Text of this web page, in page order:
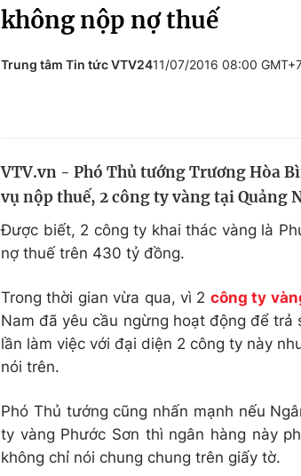
Chất lượng cuộc sống
không nộp nợ thuế
Trung tâm Tin tức VTV2411/07/2016 08:00
VTV.vn - Phó Thủ tướng Trương Hòa
vụ nộp thuế, 2 công ty vàng tại Quảng
Được biết, 2 công ty khai thác vàng là
nợ thuế trên 430 tỷ đồng.
Trong thời gian vừa qua, vì 2 công ty
Nam đã yêu cầu ngừng hoạt động để
lần làm việc với đại diện 2 công ty này
nói trên.
Phó Thủ tướng cũng nhấn mạnh nếu
ty vàng Phước Sơn thì ngân hàng này
không chỉ nói chung chung trên giấy tờ.